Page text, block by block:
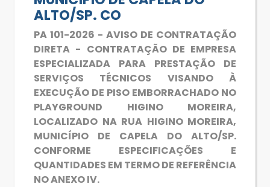
ALTO/SP. CO
PA 101-2026 - AVISO DE CONTRATAÇÃO
DIRETA - CONTRATAÇÃO DE EMPRESA
ESPECIALIZADA PARA PRESTAÇÃO DE
SERVIÇOS TÉCNICOS VISANDO À
EXECUÇÃO DE PISO EMBORRACHADO NO
PLAYGROUND HIGINO MOREIRA,
LOCALIZADO NA RUA HIGINO MOREIRA,
MUNICÍPIO DE CAPELA DO ALTO/SP.
CONFORME ESPECIFICAÇÕES E
QUANTIDADES EM TERMO DE REFERÊNCIA
NO ANEXO IV.